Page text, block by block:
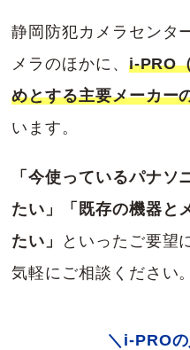
静岡防犯カメラセンタ
メラのほかに、 i-PRO
めとする主要メーカー
います。
「今使っているパナソ
たい」「既存の機器と
たい」
といったご要望
気軽にご相談ください。
＼i-PRO